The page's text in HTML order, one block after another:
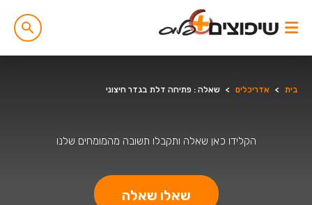
בית > אדריכלים > שאלה : פתיחה דלת בגדר חיצוני
הקלידו כאן שאלה ותקבלו תשובה מהמומחים שלנו
שאלו שאלה